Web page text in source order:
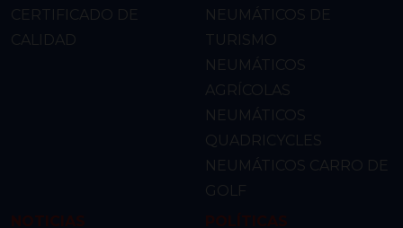
CERTIFICADO DE
CALIDAD
NEUMÁTICOS DE
TURISMO
NEUMÁTICOS
AGRÍCOLAS
NEUMÁTICOS
QUADRICYCLES
NEUMÁTICOS CARRO DE
GOLF